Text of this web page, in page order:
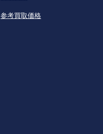
参考買取価格